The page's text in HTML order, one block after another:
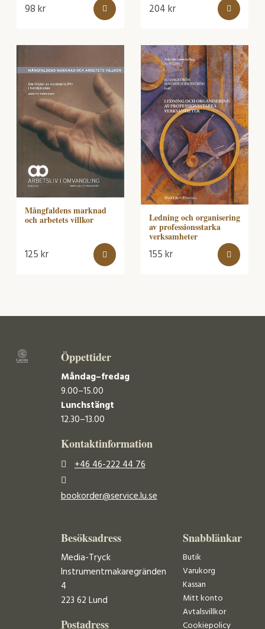
98kr 204kr
Mångfaldens marknad
och arbetets villkor
125kr
Ledning och organisering
av professionsstarka
verksamheter
155kr
Öppettider
Måndag–fredag
9.00–15.00
Lunchstängt
12.30–13.00
Kontaktinformation
+46 46-222 44 76
bookorder@service.lu.se
Besöksadress
Media-Tryck
Instrumentmakaregränden
4
223 62 Lund
Postadress
Snabblänkar
Butik
Varukorg
Kassan
Mitt konto
Avtalsvillkor
Cookiepolicy